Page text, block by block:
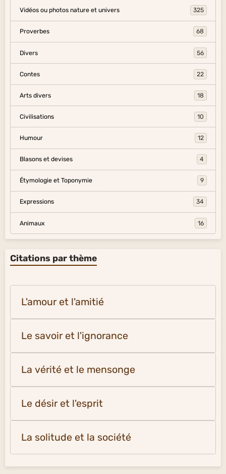
Vidéos ou photos nature et univers 325
Proverbes 68
Divers 56
Contes 22
Arts divers 18
Civilisations 10
Humour 12
Blasons et devises 4
Étymologie et Toponymie 9
Expressions 34
Animaux 16
Citations par thème
L'amour et l'amitié
Le savoir et l'ignorance
La vérité et le mensonge
Le désir et l'esprit
La solitude et la société